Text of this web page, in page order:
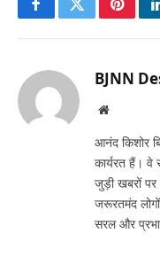
FacebookTwitter
BJNN
Website
आनंद किशोर
कार्यरत हैं। वे
जुड़ी खबरों
जरूरतमंद
सरल और